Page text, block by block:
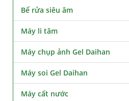
Bể rửa siêu âm
Máy li tâm
Máy chụp ảnh Gel Daihan
Máy soi Gel Daihan
Máy cất nước